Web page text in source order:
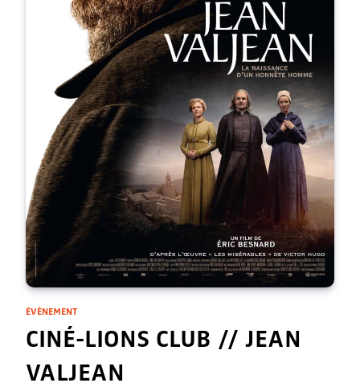
ÉVÈNEMENT
CINÉ-LIONS CLUB // JEAN
VALJEAN